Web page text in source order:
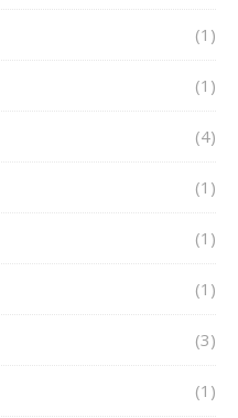
(1)
(1)
(4)
(1)
(1)
(1)
(3)
(1)